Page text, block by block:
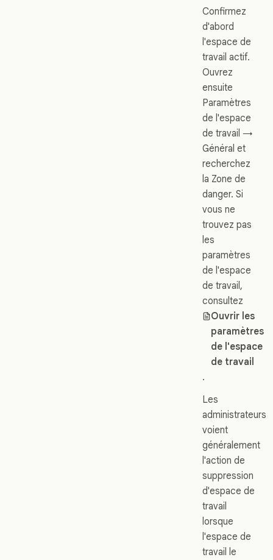
Confirmez
d'abord
l'espace de
travail actif.
Ouvrez
ensuite
Paramètres
de l'espace
de travail →
Général et
recherchez
la Zone de
danger. Si
vous ne
trouvez pas
les
paramètres
de l'espace
de travail,
consultez
Ouvrir les
paramètres
de l'espace
de travail
.
Les
administrateurs
voient
généralement
l'action de
suppression
d'espace de
travail
lorsque
l'espace de
travail le